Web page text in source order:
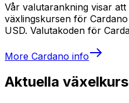
Vår valutarankning visar
växlingskursen för
USD. Valutakoden för
More Cardano info
Aktuella